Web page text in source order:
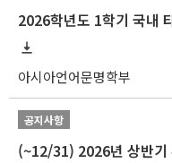
2026학년도 1학기 국내
아시아언어문명학부
공지사항